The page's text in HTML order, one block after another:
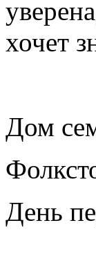
хочет
Дом
День